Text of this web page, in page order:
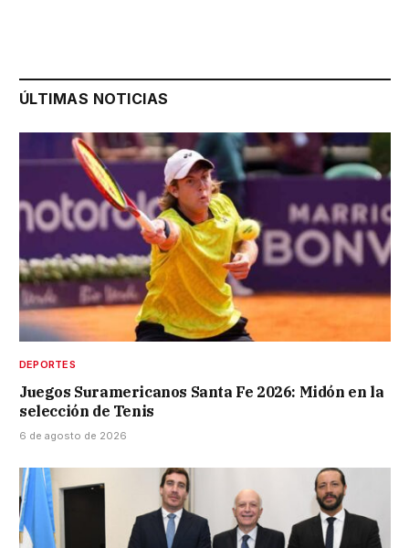
ÚLTIMAS NOTICIAS
DEPORTES
Juegos Suramericanos Santa Fe 2026: Midón en la
selección de Tenis
6 de agosto de 2026